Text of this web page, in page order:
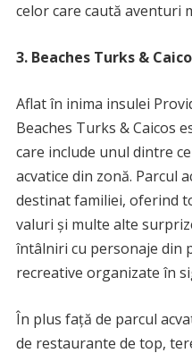
celor care caută aventuri
3. Beaches Turks &
Aflat în inima insulei
Beaches Turks & Caicos
care include unul dintre
acvatice din zonă. Parcul
destinat familiei, oferind
valuri și multe alte
întâlniri cu personaje din
recreative organizate în
În plus față de parcul
de restaurante de top,